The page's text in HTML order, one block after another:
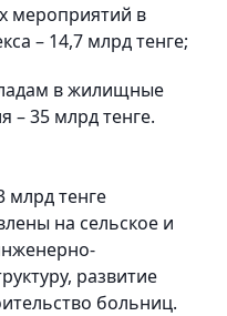
мероприятий в
– 14,7 млрд тенге;
в жилищные
– 35 млрд тенге.
млрд тенге
на сельское и
развитие
больниц.